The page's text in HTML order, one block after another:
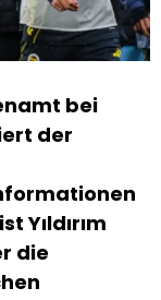
bei
der
Yıldırım
die